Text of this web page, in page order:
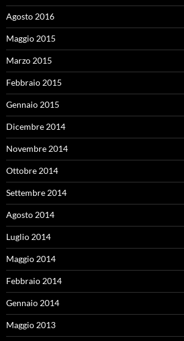
Agosto 2016
Maggio 2015
Marzo 2015
Febbraio 2015
Gennaio 2015
Dicembre 2014
Novembre 2014
Ottobre 2014
Settembre 2014
Agosto 2014
Luglio 2014
Maggio 2014
Febbraio 2014
Gennaio 2014
Maggio 2013